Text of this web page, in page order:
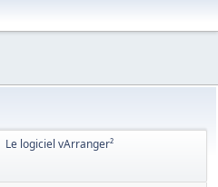
Le logiciel vArranger²